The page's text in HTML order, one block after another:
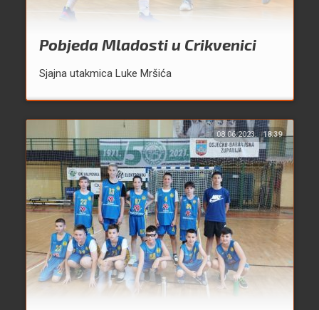
Pobjeda Mladosti u Crikvenici
Sjajna utakmica Luke Mršića
08.06.2023. 18:39